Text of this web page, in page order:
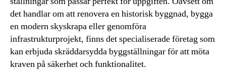
det handlar om att renovera en historisk byggnad, bygga
en modern skyskrapa eller genomföra
infrastrukturprojekt, finns det specialiserade företag som
kan erbjuda skräddarsydda byggställningar för att möta
kraven på säkerhet och funktionalitet.